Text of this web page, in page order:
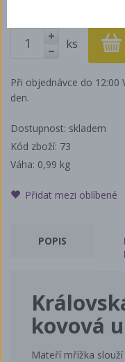
+
ks
Při objednávce do 12:00
den.
Dostupnost: skladem
Kód zboží: 73
Váha: 0,99 kg
Přidat mezi oblíbené
POPIS
kovová
Mateří mřížka